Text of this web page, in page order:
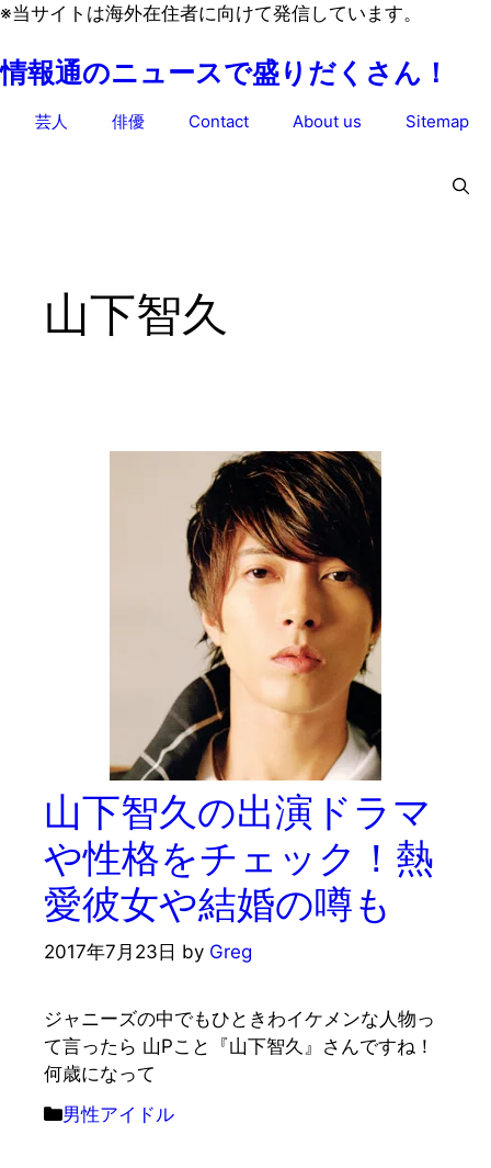
コ
テ
※当サイトは海外在住者に向けて発信しています。
情報通のニュースで盛りだくさん！
芸人 俳優 Contact About us Sitemap
山下智久
山下智久の出演ドラマ
や性格をチェック！熱
愛彼女や結婚の噂も
2017年7月23日 by Greg
ジャニーズの中でもひときわイケメンな人物っ
て言ったら 山Pこと『山下智久』さんですね！
何歳になって
カ
男性アイドル